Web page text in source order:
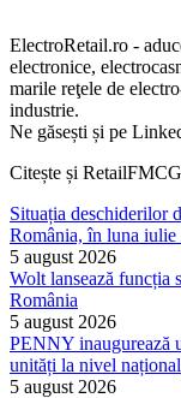
ElectroRetail.ro -
electronice,
marile reţele de
industrie.
Ne găsești și pe
Citește și
Situația deschiderilor
România, în luna iulie
5 august 2026
Wolt lansează funcția
România
5 august 2026
PENNY inaugurează
unități la nivel național
5 august 2026